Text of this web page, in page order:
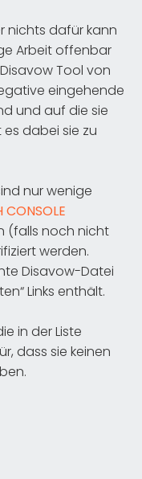
nichts dafür kann
Arbeit offenbar
Tool von
eingehende
und auf die sie
dabei sie zu
nur wenige
CONSOLE
(falls noch nicht
werden.
Disavow-Datei
Links enthält.
in der Liste
dass sie keinen